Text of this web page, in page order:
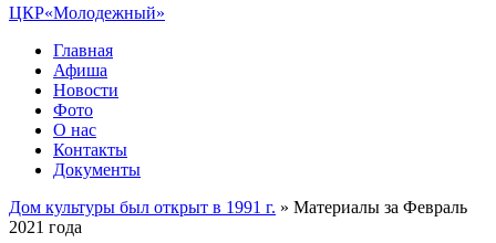
ЦКР«Молодежный»
Главная
Афиша
Новости
Фото
О нас
Контакты
Документы
Дом культуры был открыт в 1991 г. » Материалы за Февраль
2021 года